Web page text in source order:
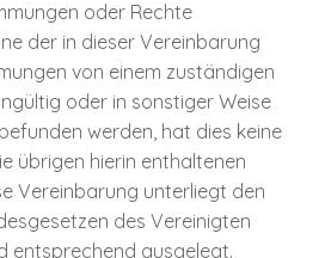
oder Rechte
der in dieser Vereinbarung
von einem zuständigen
oder in sonstiger Weise
werden, hat dies keine
übrigen hierin enthaltenen
Vereinbarung unterliegt den
des Vereinigten
entsprechend ausgelegt.